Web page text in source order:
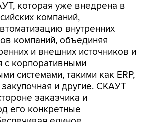
которая уже внедрена в
компаний,
внутренних
компаний, объединяя
и внешних источников и
с корпоративными
системами, такими как ERP,
закупочная и другие. СКАУТ
заказчика и
его конкретные